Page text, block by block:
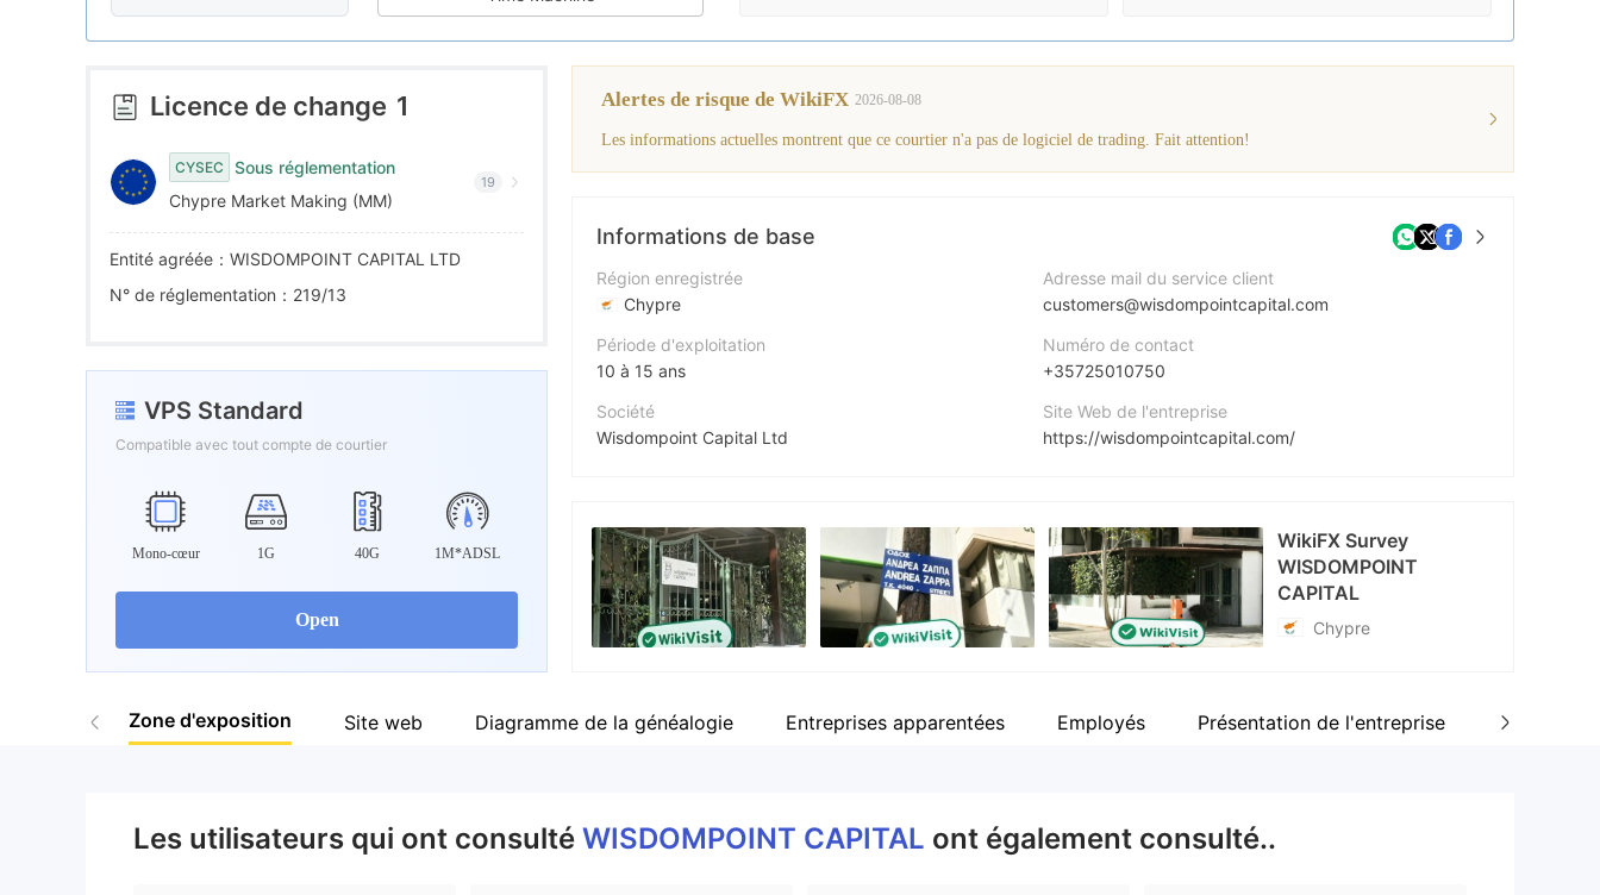
7
8
9
8
9
7
8
9
Licence de change 1
CYSEC
Sous réglementation
Chypre Market Making (MM)
19
Entité agréée：WISDOMPOINT CAPITAL LTD
N° de réglementation：219/13
VPS Standard
Compatible avec tout compte de courtier
Mono-cœur 1G 40G 1M*ADSL
Open
Alertes de risque de WikiFX 2026-08-08
Les informations actuelles montrent que ce courtier n'a pas de logiciel de trading. Fait attention!
Informations de base
Région enregistrée
Chypre
Période d'exploitation
10 à 15 ans
Société
Wisdompoint Capital Ltd
Personnel
--
Adresse mail du service client
customers@wisdompointcapital.com
Numéro de contact
+35725010750
Site Web de l'entreprise
https://wisdompointcapital.com/
WikiFX Survey
WISDOMPOINT
CAPITAL
Chypre
Zone d'exposition Site web Diagramme de la généalogie Entreprises apparentées Employés Présentation de l'entreprise
Les utilisateurs qui ont consulté WISDOMPOINT CAPITAL ont également consulté..